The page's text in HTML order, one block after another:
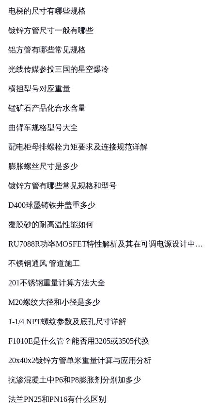
电梯的尺寸有哪些规格
镀锌方管尺寸一般有哪些
铝方管有哪些常见规格
光线传媒参投三国的星空爆冷
横担型号对应重量
锰矿石产品化合水含量
曲臂车规格型号大全
配电柜母排螺栓力矩要求及连接规范详解
膨胀螺丝尺寸是多少
镀锌方管有哪些常见规格和型号
D400球墨铸铁井盖重多少
覆膜砂的耐高温性能如何
RU7088R功率MOSFET特性解析及其在可调电源设计中的
不锈钢通风 管道施工
201不锈钢重量计算方法大全
M20螺纹大径和小径是多少
1-1/4 NPT螺纹参数及底孔尺寸详解
F1010E是什么管？能否用3205或3505代换
20x40x2镀锌方管单米重量计算与应用分析
抗渗混凝土中P6和P8膨胀剂分别加多少
法兰PN25和PN16有什么区别